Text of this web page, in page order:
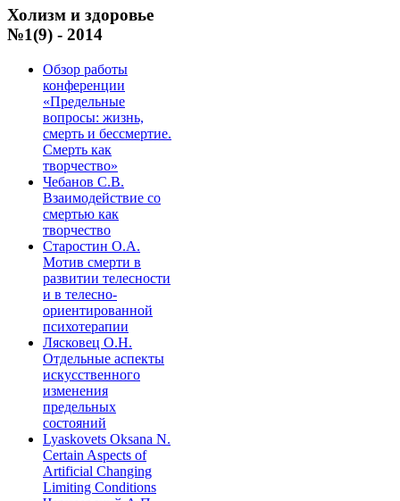
Холизм и здоровье
№1(9) - 2014
Обзор работы
конференции
«Предельные
вопросы: жизнь,
смерть и бессмертие.
Смерть как
творчество»
Чебанов С.В.
Взаимодействие со
смертью как
творчество
Старостин О.А.
Мотив смерти в
развитии телесности
и в телесно-
ориентированной
психотерапии
Лясковец О.Н.
Отдельные аспекты
искусственного
изменения
предельных
состояний
Lyaskovets Oksana N.
Certain Aspects of
Artificial Changing
Limiting Conditions